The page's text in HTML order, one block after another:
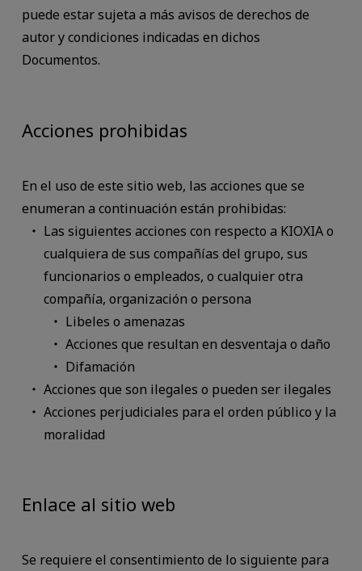
puede estar sujeta a más avisos de derechos de
autor y condiciones indicadas en dichos
Documentos.
Acciones prohibidas
En el uso de este sitio web, las acciones que se
enumeran a continuación están prohibidas:
Las siguientes acciones con respecto a KIOXIA o
cualquiera de sus compañías del grupo, sus
funcionarios o empleados, o cualquier otra
compañía, organización o persona
Libeles o amenazas
Acciones que resultan en desventaja o daño
Difamación
Acciones que son ilegales o pueden ser ilegales
Acciones perjudiciales para el orden público y la
moralidad
Enlace al sitio web
Se requiere el consentimiento de lo siguiente para